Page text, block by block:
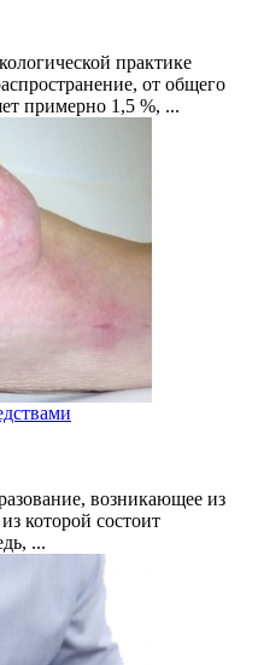
практике
от общего
примерно 1,5 %, ...
возникающее из
которой состоит
...